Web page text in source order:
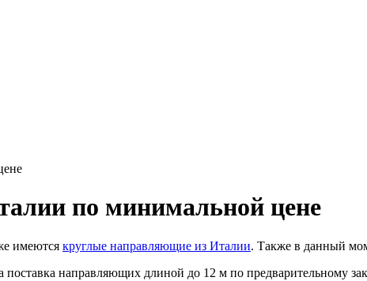
по минимальной цене
имеются круглые направляющие из Италии. Также в данный
направляющих длиной до 12 м по предварительному